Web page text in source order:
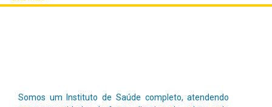
Somos um Instituto de Saúde completo, atendendo